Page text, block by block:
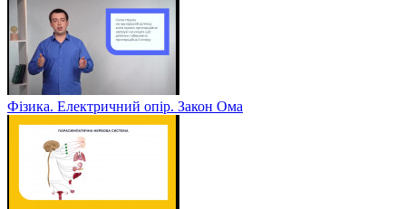
Фізика. Електричний опір. Закон Ома